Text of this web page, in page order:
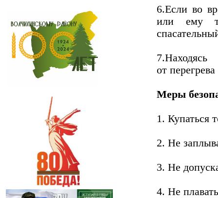
6.Если во
или ему
от
Меры
1. Купаться
2. Не
3. Не
4. Не